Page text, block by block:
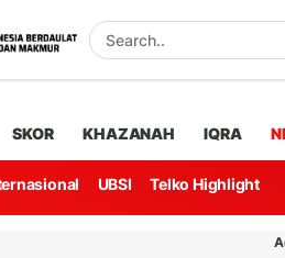
SKOR KHAZANAH IQRA
UBSI Telko Highlight